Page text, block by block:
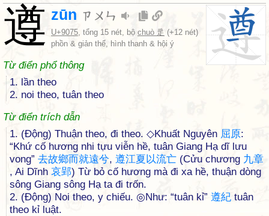
遵 zūn ㄗㄨㄣ
U+9075, tổng 15 nét, bộ chuò 辵 (+12 nét)
phồn & giản thể, hình thanh & hội ý
Từ điển phổ thông
1. lần theo
2. noi theo, tuân theo
Từ điển trích dẫn
1. (Động) Thuận theo, đi theo. ◇Khuất Nguyên 屈原:
“Khứ cố hương nhi tựu viễn hề, tuân Giang Hạ dĩ lưu
vong” 去故鄉而就遠兮, 遵江夏以流亡 (Cửu chương 九章
, Ai Dĩnh 哀郢) Từ bỏ cố hương mà đi xa hề, thuận dòng
sông Giang sông Hạ ta đi trốn.
2. (Động) Noi theo, y chiếu. ◎Như: “tuân kỉ” 遵紀 tuân
theo kỉ luật.